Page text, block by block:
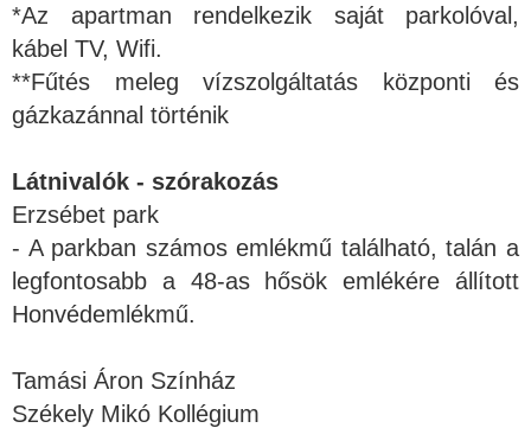
*Az apartman rendelkezik saját parkolóval,
kábel TV, Wifi.
**Fűtés meleg vízszolgáltatás központi és
gázkazánnal történik
Látnivalók - szórakozás
Erzsébet park
- A parkban számos emlékmű található, talán a
legfontosabb a 48-as hősök emlékére állított
Honvédemlékmű.
Tamási Áron Színház
Székely Mikó Kollégium